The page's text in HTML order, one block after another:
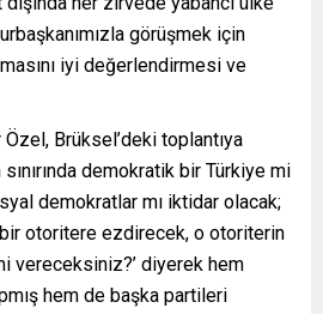
görüşmek için
iyi değerlendirmesi ve
Brüksel’deki toplantıya
sınırında demokratik bir Türkiye mi
demokratlar mı iktidar olacak;
otoritere ezdirecek, o otoriterin
vereceksiniz?’ diyerek hem
hem de başka partileri